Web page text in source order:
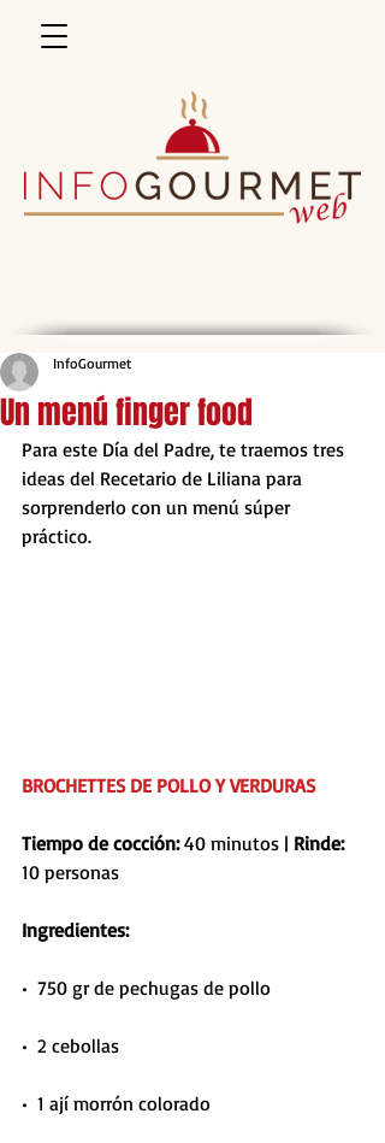
Un menú finger food
InfoGourmet
Para este Día del Padre, te traemos tres
ideas del Recetario de Liliana para
sorprenderlo con un menú súper
práctico.
BROCHETTES DE POLLO Y VERDURAS
Tiempo de cocción: 40 minutos | Rinde:
10 personas
Ingredientes:
•  750 gr de pechugas de pollo
•  2 cebollas
•  1 ají morrón colorado